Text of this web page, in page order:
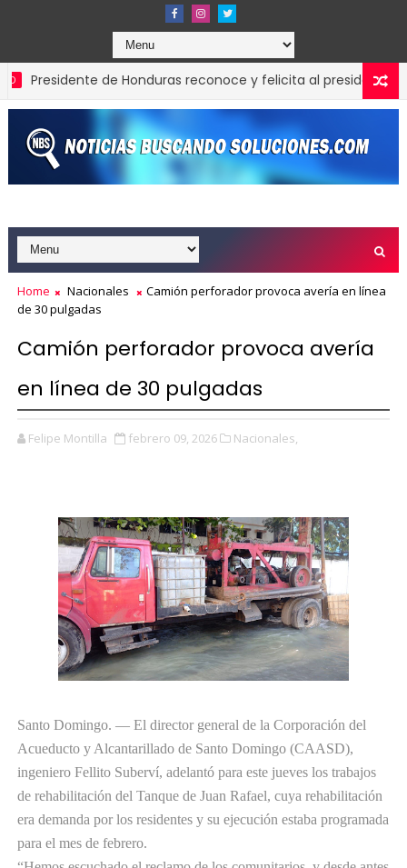
de Honduras reconoce y felicita al presidente Luis
obtiene siete galardones en los Effie Awards
Home Nacionales
Camión perforador provoca avería en línea
de 30 pulgadas
Camión perforador provoca avería
en línea de 30 pulgadas
Felipe Montilla febrero 09, 2026 Nacionales,
Santo Domingo. — El director general de la Corporación del
Acueducto y Alcantarillado de Santo Domingo (CAASD),
ingeniero Fellito Suberví, adelantó para este jueves los trabajos
de rehabilitación del Tanque de Juan Rafael, cuya rehabilitación
era demanda por los residentes y su ejecución estaba programada
para el mes de febrero.